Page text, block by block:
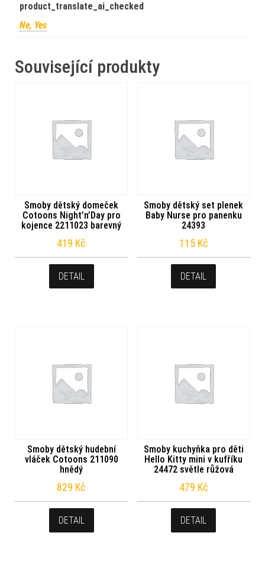
product_translate_ai_checked
Ne, Yes
Související produkty
Smoby dětský domeček
Cotoons Night’n’Day pro
kojence 2211023 barevný
419 Kč
DETAIL
Smoby dětský set plenek
Baby Nurse pro panenku
24393
115 Kč
DETAIL
Smoby dětský hudební
vláček Cotoons 211090
hnědý
829 Kč
DETAIL
Smoby kuchyňka pro děti
Hello Kitty mini v kufříku
24472 světle růžová
479 Kč
DETAIL